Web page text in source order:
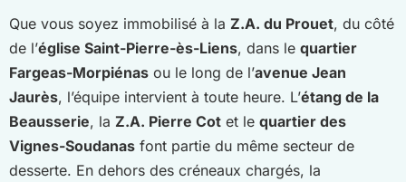
Que vous soyez immobilisé à la Z.A. du Prouet, du côté
de l’église Saint-Pierre-ès-Liens, dans le quartier
Fargeas-Morpiénas ou le long de l’avenue Jean
Jaurès, l’équipe intervient à toute heure. L’étang de la
Beausserie, la Z.A. Pierre Cot et le quartier des
Vignes-Soudanas font partie du même secteur de
desserte. En dehors des créneaux chargés, la